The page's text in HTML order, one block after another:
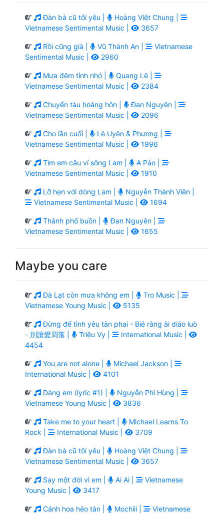
Đàn bà cũ tôi yêu |
Hoàng Việt Chung |
Vietnamese Sentimental Music |
3657
Rồi cũng già | Vũ Thành An |
Vietnamese
Sentimental Music |
2960
Mưa đêm tỉnh nhỏ |
Quang Lê |
Vietnamese Sentimental Music |
2384
Chuyến tàu hoàng hôn |
Đan Nguyên |
Vietnamese Sentimental Music |
2096
Cho lần cuối |
Lê Uyên & Phương |
Vietnamese Sentimental Music |
1996
Tìm em câu ví sông Lam |
A Páo |
Vietnamese Sentimental Music |
1910
Lỡ hẹn với dòng Lam |
Nguyễn Thành Viên |
Vietnamese Sentimental Music |
1694
Thành phố buồn |
Đan Nguyên |
Vietnamese Sentimental Music |
1655
Maybe you care
Đà Lạt còn mưa không em |
Tro Music |
Vietnamese Young Music |
5135
Đừng để tình yêu tàn phai - Bié ràng ài diāo luò
- 別讓愛凋落 |
Triệu Vy |
International Music |
4454
You are not alone |
Michael Jackson |
International Music |
4101
Dáng em (lyric #1) |
Nguyễn Phi Hùng |
Vietnamese Young Music |
3836
Take me to your heart |
Michael Learns To
Rock |
International Music | 3709
Đàn bà cũ tôi yêu |
Hoàng Việt Chung |
Vietnamese Sentimental Music |
3657
Say một đời vì em | Ai Ai |
Vietnamese
Young Music |
3417
Cánh hoa héo tàn | Mochiii |
Vietnamese